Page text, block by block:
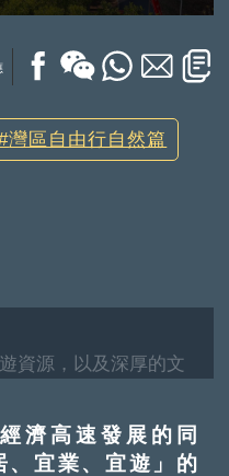
灣區自由行自然篇
資源，以及深厚的文
雲遊」大灣區。
高速發展的同
、宜業、宜遊」的